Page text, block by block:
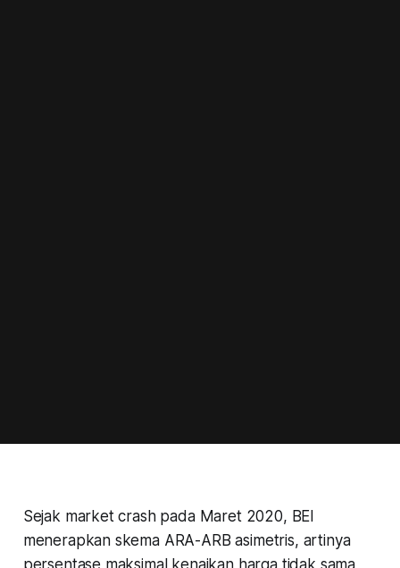
Sejak market crashpada Maret 2020, BEI
menerapkan skema ARA-ARB asimetris, artinya
persentase maksimal kenaikan harga tidak sama